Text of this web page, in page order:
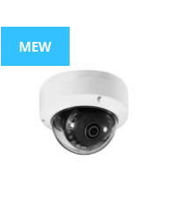
MEW